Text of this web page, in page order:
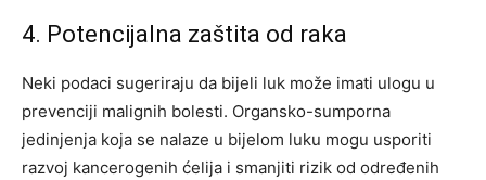
4. Potencijalna zaštita od raka
Neki podaci sugeriraju da bijeli luk može imati ulogu u
prevenciji malignih bolesti. Organsko-sumporna
jedinjenja koja se nalaze u bijelom luku mogu usporiti
razvoj kancerogenih ćelija i smanjiti rizik od određenih